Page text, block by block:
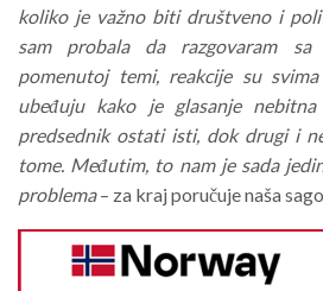
koliko je važno biti društveno i
sam probala da razgovaram
pomenutoj temi, reakcije su
ubeđuju kako je glasanje
predsednik ostati isti, dok drugi i
tome. Međutim, to nam je sada
problema– za kraj poručuje naša